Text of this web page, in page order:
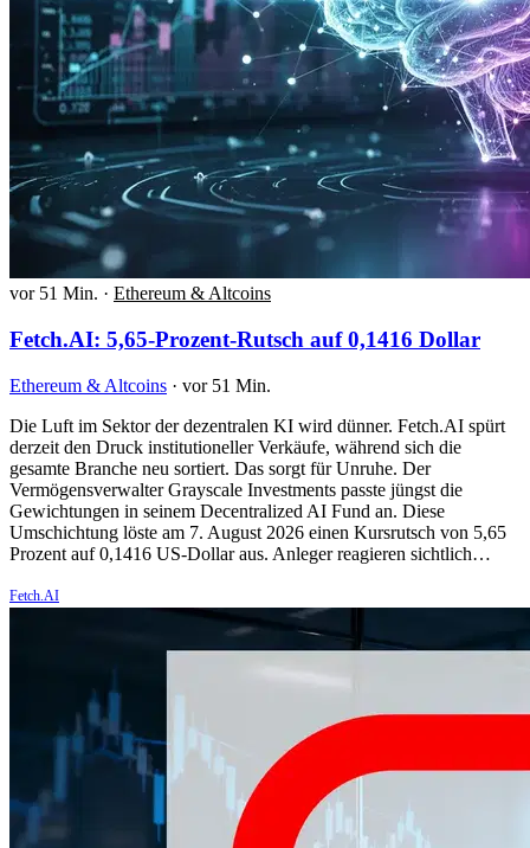
vor 51 Min. · Ethereum & Altcoins
Fetch.AI: 5,65-Prozent-Rutsch auf 0,1416 Dollar
Ethereum & Altcoins · vor 51 Min.
Die Luft im Sektor der dezentralen KI wird dünner. Fetch.AI spürt
derzeit den Druck institutioneller Verkäufe, während sich die
gesamte Branche neu sortiert. Das sorgt für Unruhe. Der
Vermögensverwalter Grayscale Investments passte jüngst die
Gewichtungen in seinem Decentralized AI Fund an. Diese
Umschichtung löste am 7. August 2026 einen Kursrutsch von 5,65
Prozent auf 0,1416 US-Dollar aus. Anleger reagieren sichtlich…
Fetch.AI